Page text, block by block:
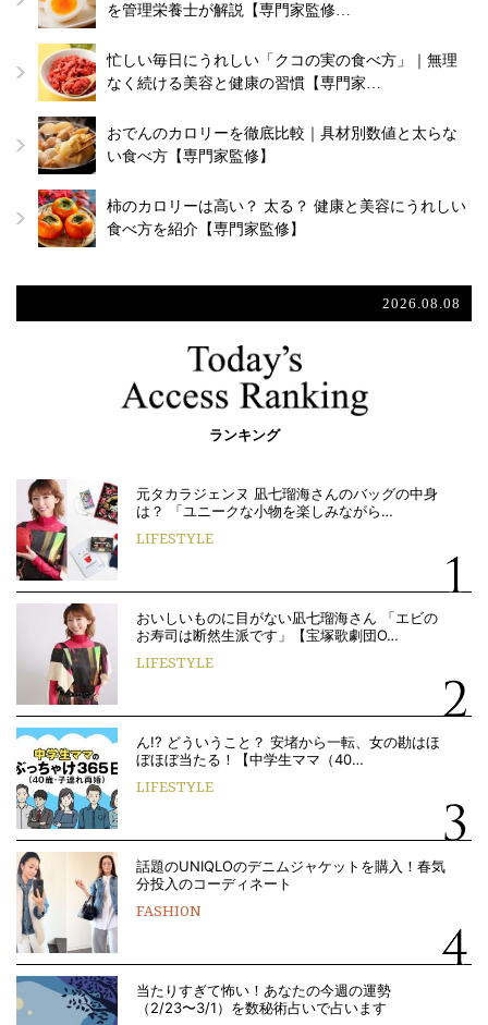
を管理栄養士が解説【専門家監修…
忙しい毎日にうれしい「クコの実の食べ方」｜無理
なく続ける美容と健康の習慣【専門家…
おでんのカロリーを徹底比較｜具材別数値と太らな
い食べ方【専門家監修】
柿のカロリーは高い？ 太る？ 健康と美容にうれしい
食べ方を紹介【専門家監修】
2026.08.08
ランキング
元タカラジェンヌ 凪七瑠海さんのバッグの中身
は？ 「ユニークな小物を楽しみながら…
LIFESTYLE
おいしいものに目がない凪七瑠海さん 「エビの
お寿司は断然生派です」【宝塚歌劇団O…
LIFESTYLE
ん!? どういうこと？ 安堵から一転、女の勘はほ
ぼほぼ当たる！【中学生ママ（40…
LIFESTYLE
話題のUNIQLOのデニムジャケットを購入！春気
分投入のコーディネート
FASHION
当たりすぎて怖い！あなたの今週の運勢
（2/23〜3/1）を数秘術占いで占います